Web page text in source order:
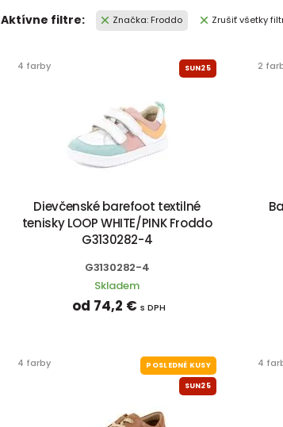
Aktívne filtre: Značka: Froddo Zrušiť všetky
4 farby SUN25
Dievčenské barefoot textilné
tenisky LOOP WHITE/PINK Froddo
G3130282-4
G3130282-4
Skladem
od 74,2 € s DPH
2
4 farby POSLEDNÉ KUSY
SUN25
4